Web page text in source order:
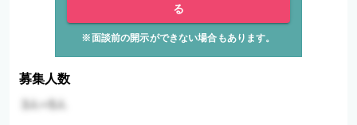
る
※面談前の開示ができない場合もあります。
募集人数